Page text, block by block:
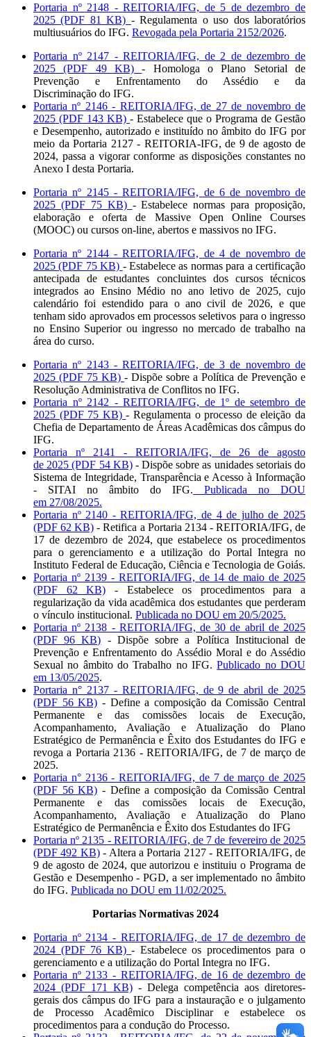
Portaria nº 2148 - REITORIA/IFG, de 5 de dezembro de
2025 (PDF 81 KB) - Regulamenta o uso dos laboratórios
multiusuários do IFG. Revogada pela Portaria 2152/2026.
Portaria nº 2147 - REITORIA/IFG, de 2 de dezembro de
2025 (PDF 49 KB)- Homologa o Plano Setorial de
Prevenção e Enfrentamento do Assédio e da
Discriminação do IFG.
Portaria nº 2146 - REITORIA/IFG, de 27 de novembro de
2025 (PDF 143 KB) - Estabelece que o Programa de Gestão
e Desempenho, autorizado e instituído no âmbito do IFG por
meio da Portaria 2127 - REITORIA-IFG, de 9 de agosto de
2024, passa a vigorar conforme as disposições constantes no
Anexo I desta Portaria.
Portaria nº 2145 - REITORIA/IFG, de 6 de novembro de
2025 (PDF 75 KB) - Estabelece normas para proposição,
elaboração e oferta de Massive Open Online Courses
(MOOC) ou cursos on-line, abertos e massivos no IFG.
Portaria nº 2144 - REITORIA/IFG, de 4 de novembro de
2025 (PDF 75 KB) - Estabelece as normas para a certificação
antecipada de estudantes concluintes dos cursos técnicos
integrados ao Ensino Médio no ano letivo de 2025, cujo
calendário foi estendido para o ano civil de 2026, e que
tenham sido aprovados em processos seletivos para o ingresso
no Ensino Superior ou ingresso no mercado de trabalho na
área do curso.
Portaria nº 2143 - REITORIA/IFG, de 3 de novembro de
2025 (PDF 75 KB) - Dispõe sobre a Política de Prevenção e
Resolução Administrativa de Conflitos no IFG.
Portaria nº 2142 - REITORIA/IFG, de 1º de setembro de
2025 (PDF 75 KB)- Regulamenta o processo de eleição da
Chefia de Departamento de Áreas Acadêmicas dos câmpus do
IFG.
Portaria nº 2141 - REITORIA/IFG, de 26 de agosto
de 2025 (PDF 54 KB)- Dispõe sobre as unidades setoriais do
Sistema de Integridade, Transparência e Acesso à Informação
- SITAI no âmbito do IFG. Publicada no DOU
em 27/08/2025.
Portaria nº 2140 - REITORIA/IFG, de 4 de julho de 2025
(PDF 62 KB) - Retifica a Portaria 2134 - REITORIA/IFG, de
17 de dezembro de 2024, que estabelece os procedimentos
para o gerenciamento e a utilização do Portal Integra no
Instituto Federal de Educação, Ciência e Tecnologia de Goiás.
Portaria nº 2139 - REITORIA/IFG, de 14 de maio de 2025
(PDF 62 KB) - Estabelece os procedimentos para a
regularização da vida acadêmica dos estudantes que perderam
o vínculo institucional. Publicada no DOU em 20/5/2025.
Portaria nº 2138 - REITORIA/IFG, de 30 de abril de 2025
(PDF 96 KB) - Dispõe sobre a Política Institucional de
Prevenção e Enfrentamento do Assédio Moral e do Assédio
Sexual no âmbito do Trabalho no IFG.Publicado no DOU
em 13/05/2025.
Portaria n° 2137 - REITORIA/IFG, de 9 de abril de 2025
(PDF 56 KB) - Define a composição da Comissão Central
Permanente e das comissões locais de Execução,
Acompanhamento, Avaliação e Atualização do Plano
Estratégico de Permanência e Êxito dos Estudantes do IFG e
revoga a Portaria 2136 - REITORIA/IFG, de 7 de março de
2025.
Portaria n° 2136 - REITORIA/IFG, de 7 de março de 2025
(PDF 56 KB) - Define a composição da Comissão Central
Permanente e das comissões locais de Execução,
Acompanhamento, Avaliação e Atualização do Plano
Estratégico de Permanência e Êxito dos Estudantes do IFG
Portaria nº 2135 - REITORIA/IFG, de 7 de fevereiro de 2025
(PDF 492 KB)- Altera a Portaria 2127 - REITORIA/IFG, de
9 de agosto de 2024, que autorizou e instituiu o Programa de
Gestão e Desempenho - PGD, a ser implementado no âmbito
do IFG. Publicada no DOU em 11/02/2025.
Portarias Normativas 2024
Portaria nº 2134 - REITORIA/IFG, de 17 de dezembro de
2024 (PDF 76 KB)- Estabelece os procedimentos para o
gerenciamento e a utilização do Portal Integra no IFG.
Portaria nº 2133 - REITORIA/IFG, de 16 de dezembro de
2024 (PDF 171 KB) - Delega competência aos diretores-
gerais dos câmpus do IFG para a instauração e o julgamento
de Processo Acadêmico Disciplinar e estabelece os
procedimentos para a condução do Processo.